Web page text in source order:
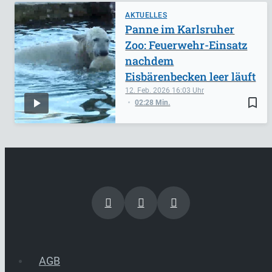
AKTUELLES
bookmark_border
12. Feb. 2026 16:03
02:28 Min.
Panne im Karlsruher
Zoo: Feuerwehr-Einsatz
nachdem
Eisbärenbecken leer läuft
AGB